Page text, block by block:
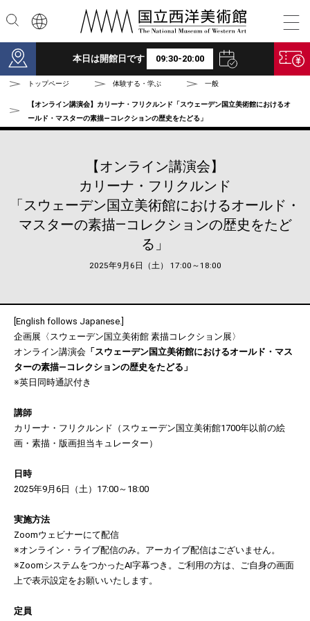
本日は開館日です 09:30-20:00
トップページ 体験する・学ぶ 一般
【オンライン講演会】カリーナ・フリクルンド「スウェーデン国立美術館におけるオ
ールド・マスターの素描―コレクションの歴史をたどる」
【オンライン講演会】
カリーナ・フリクルンド
「スウェーデン国立美術館におけるオールド・
マスターの素描―コレクションの歴史をたど
る」
2025年9月6日（土） 17:00～18:00
[English follows Japanese.]
企画展〈スウェーデン国立美術館 素描コレクション展〉
オンライン講演会「スウェーデン国立美術館におけるオールド・マス
ターの素描―コレクションの歴史をたどる」
※英日同時通訳付き
講師
カリーナ・フリクルンド（スウェーデン国立美術館1700年以前の絵
画・素描・版画担当キュレーター）
日時
2025年9月6日（土）17:00～18:00
実施方法
Zoomウェビナーにて配信
※オンライン・ライブ配信のみ。アーカイブ配信はございません。
※ZoomシステムをつかったAI字幕つき。ご利用の方は、ご自身の画面
上で表示設定をお願いいたします。
定員